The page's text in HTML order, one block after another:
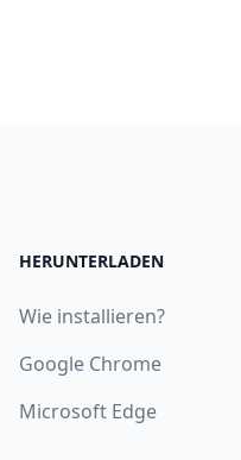
HERUNTERLADEN
Wie installieren?
Google Chrome
Microsoft Edge